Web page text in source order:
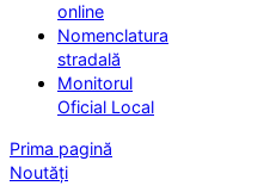
online
Nomenclatura
stradală
Monitorul
Oficial Local
Prima pagină
Noutăți